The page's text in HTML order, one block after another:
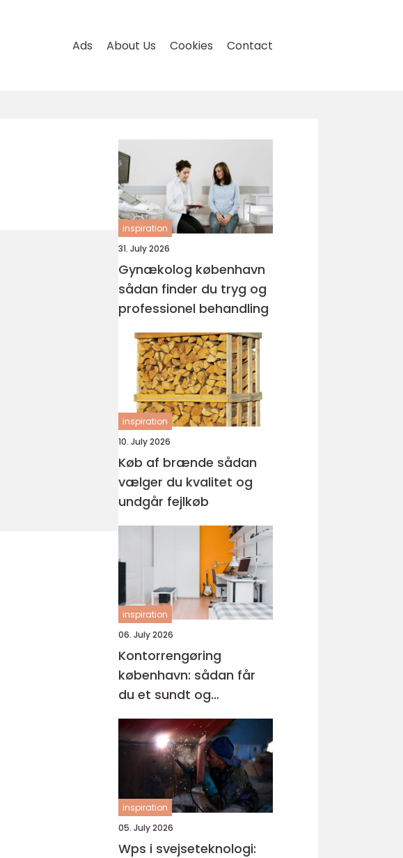
Ads About Us Cookies Contact
inspiration
31. July 2026
Gynækolog københavn
sådan finder du tryg og
professionel behandling
inspiration
10. July 2026
Køb af brænde sådan
vælger du kvalitet og
undgår fejlkøb
inspiration
06. July 2026
Kontorrengøring
københavn: sådan får
du et sundt og
professionelt
arbejdsmiljø
inspiration
05. July 2026
Wps i svejseteknologi: